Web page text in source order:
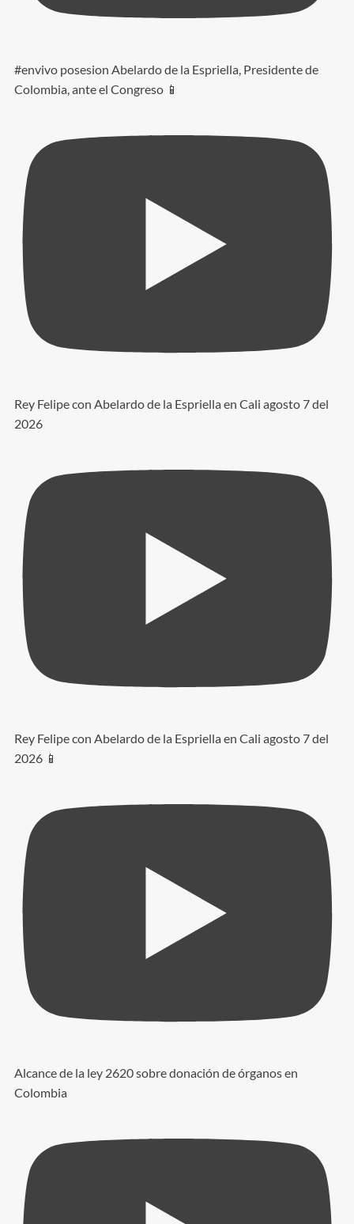
#envivo posesion Abelardo de la Espriella, Presidente de
Colombia, ante el Congreso 📱
Rey Felipe con Abelardo de la Espriella en Cali agosto 7 del
2026
Rey Felipe con Abelardo de la Espriella en Cali agosto 7 del
2026 📱
Alcance de la ley 2620 sobre donación de órganos en
Colombia